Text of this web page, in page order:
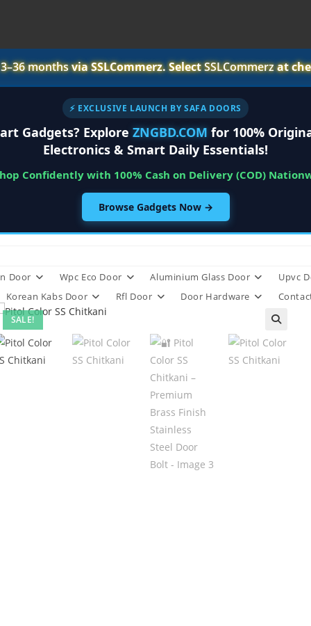
3–36 monthsvia SSLCommerz. SelectSSLCommerzat
⚡ EXCLUSIVE LAUNCH BY SAFA DOORS
Gadgets? Explore ZNGBD.COM for 100%
Electronics & Smart Daily Essentials!
Confidently with 100% Cash on Delivery (COD)
Browse Gadgets Now →
Door Wpc Eco Door Aluminium Glass Door
Upvc
Korean Kabs Door
Rfl Door Door Hardware
SALE!
🔍